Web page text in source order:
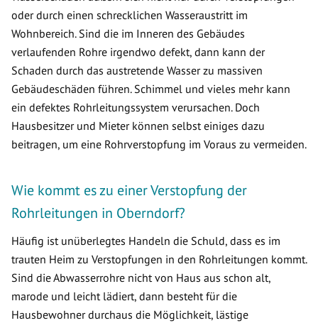
oder durch einen schrecklichen Wasseraustritt im
Wohnbereich. Sind die im Inneren des Gebäudes
verlaufenden Rohre irgendwo defekt, dann kann der
Schaden durch das austretende Wasser zu massiven
Gebäudeschäden führen. Schimmel und vieles mehr kann
ein defektes Rohrleitungssystem verursachen. Doch
Hausbesitzer und Mieter können selbst einiges dazu
beitragen, um eine Rohrverstopfung im Voraus zu vermeiden.
Wie kommt es zu einer Verstopfung der
Rohrleitungen in Oberndorf?
Häufig ist unüberlegtes Handeln die Schuld, dass es im
trauten Heim zu Verstopfungen in den Rohrleitungen kommt.
Sind die Abwasserrohre nicht von Haus aus schon alt,
marode und leicht lädiert, dann besteht für die
Hausbewohner durchaus die Möglichkeit, lästige